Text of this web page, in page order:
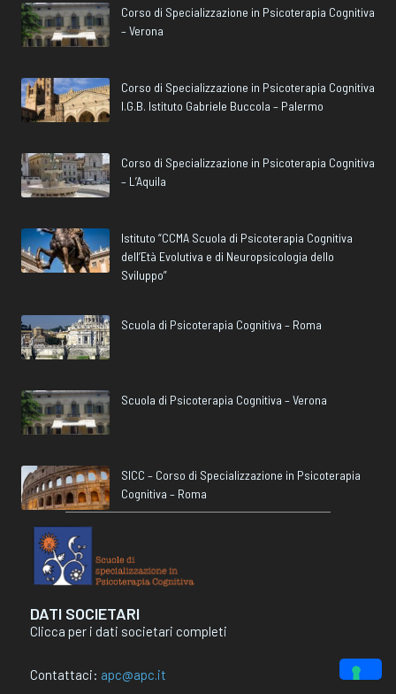
Corso di Specializzazione in Psicoterapia Cognitiva
– Verona
Corso di Specializzazione in Psicoterapia Cognitiva
I.G.B. Istituto Gabriele Buccola – Palermo
Corso di Specializzazione in Psicoterapia Cognitiva
– L’Aquila
Istituto “CCMA Scuola di Psicoterapia Cognitiva
dell’Età Evolutiva e di Neuropsicologia dello
Sviluppo”
Scuola di Psicoterapia Cognitiva – Roma
Scuola di Psicoterapia Cognitiva – Verona
SICC – Corso di Specializzazione in Psicoterapia
Cognitiva – Roma
DATI SOCIETARI
Clicca per i dati societari completi
Contattaci: apc@apc.it